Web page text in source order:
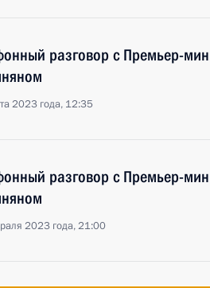
разговор с Премьер-
2023 года, 12:35
разговор с Премьер-
2023 года, 21:00